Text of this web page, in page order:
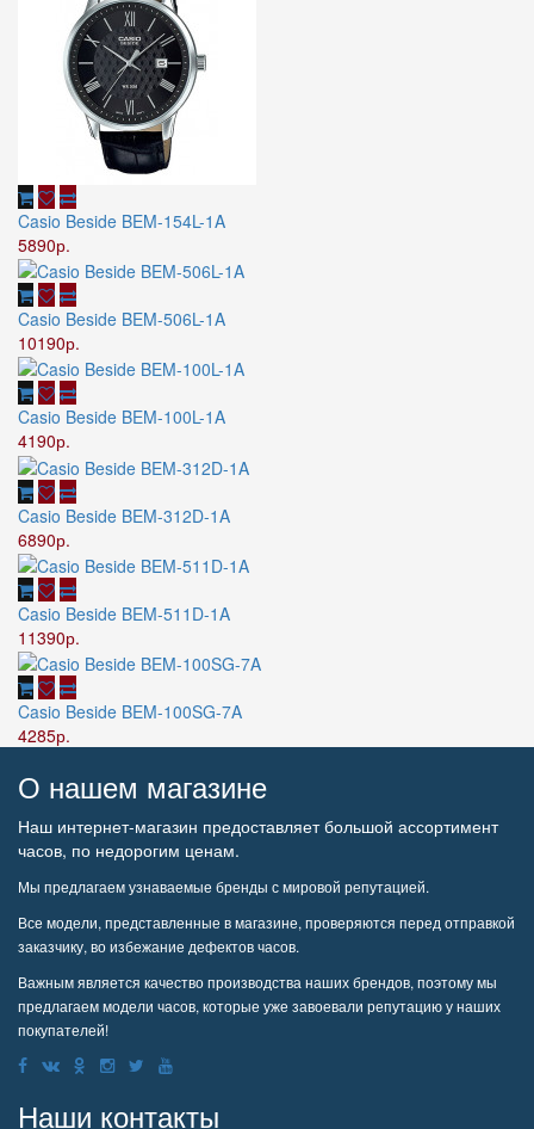
Casio Beside BEM-154L-1A
5890р.
Casio Beside BEM-506L-1A
10190р.
Casio Beside BEM-100L-1A
4190р.
Casio Beside BEM-312D-1A
6890р.
Casio Beside BEM-511D-1A
11390р.
Casio Beside BEM-100SG-7A
4285р.
О нашем магазине
Наш интернет-магазин предоставляет большой ассортимент
часов, по недорогим ценам.
Мы предлагаем узнаваемые бренды с мировой репутацией.
Все модели, представленные в магазине, проверяются перед отправкой
заказчику, во избежание дефектов часов.
Важным является качество производства наших брендов, поэтому мы
предлагаем модели часов, которые уже завоевали репутацию у наших
покупателей!
Наши контакты